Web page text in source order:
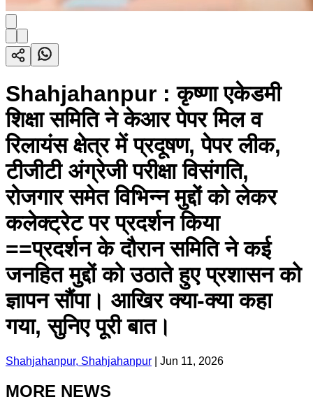
Shahjahanpur : कृष्णा एकेडमी
शिक्षा समिति ने केआर पेपर मिल व
रिलायंस क्षेत्र में प्रदूषण, पेपर लीक,
टीजीटी अंग्रेजी परीक्षा विसंगति,
रोजगार समेत विभिन्न मुद्दों को लेकर
कलेक्ट्रेट पर प्रदर्शन किया
==प्रदर्शन के दौरान समिति ने कई
जनहित मुद्दों को उठाते हुए प्रशासन को
ज्ञापन सौंपा। आखिर क्या-क्या कहा
गया, सुनिए पूरी बात।
Shahjahanpur, Shahjahanpur Jun 11, 2026
MORE NEWS